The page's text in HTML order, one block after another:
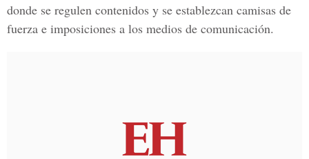
donde se regulen contenidos y se establezcan camisas de
fuerza e imposiciones a los medios de comunicación.